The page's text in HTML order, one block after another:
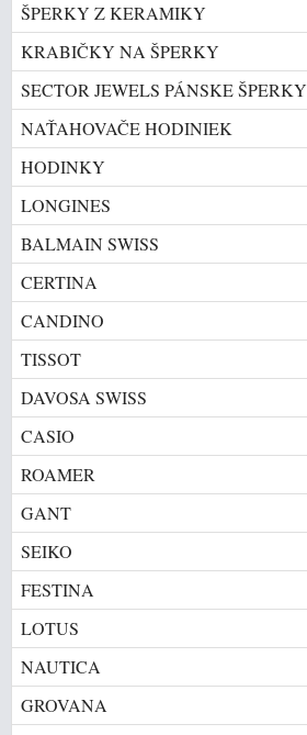
ŠPERKY Z KERAMIKY
KRABIČKY NA ŠPERKY
SECTOR JEWELS PÁNSKE ŠPERKY
NAŤAHOVAČE HODINIEK
HODINKY
LONGINES
BALMAIN SWISS
CERTINA
CANDINO
TISSOT
DAVOSA SWISS
CASIO
ROAMER
GANT
SEIKO
FESTINA
LOTUS
NAUTICA
GROVANA